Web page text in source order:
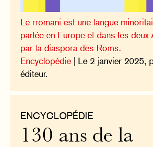
Le rromani est une langue
parlée en Europe et dans les deux
par la diaspora des Roms.
Encyclopédie | Le 2 janvier 2025,
éditeur.
ENCYCLOPÉDIE
130 ans de la